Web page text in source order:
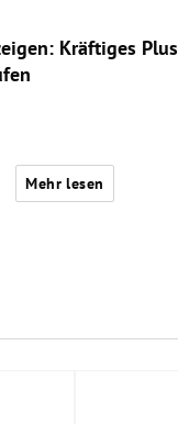
Kräftiges Plus
Mehr lesen